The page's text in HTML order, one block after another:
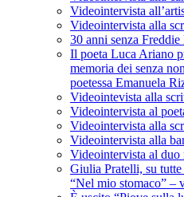
Videointervista
Videointervista alla
30 anni senza
Il poeta Luca Ariano
memoria dei senza
poetessa Emanuela
Videointevista alla
Videointervista al
Videointervista alla
Videointervista alla
Videointervista al
Giulia Pratelli, su
“Nel mio stomaco” –